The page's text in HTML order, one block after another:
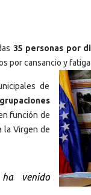
35 personas por
por cansancio y fatiga.
de
función de
la Virgen de
venido